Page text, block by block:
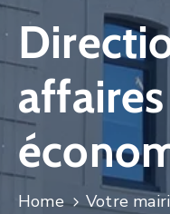
ROUSSET
ÉDUCATION
JEUNESSE
SOLIDARITÉS
ÉCONOMIE
affaires
Home Votre